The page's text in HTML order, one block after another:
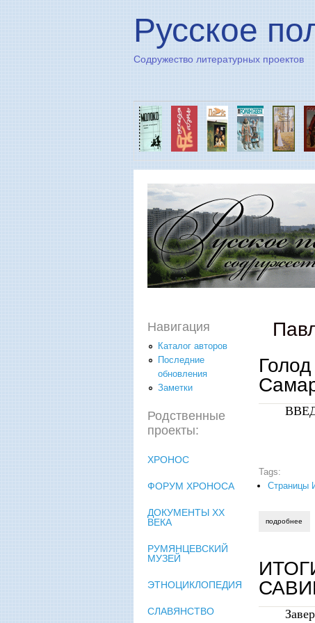
Русское
Содружество литературных проектов
Tags:
Страницы
подробнее
Навигация
Каталог авторов
Последние
обновления
Заметки
Родственные
проекты:
ХРОНОС
ФОРУМ ХРОНОСА
ДОКУМЕНТЫ XX
ВЕКА
РУМЯНЦЕВСКИЙ
МУЗЕЙ
ЭТНОЦИКЛОПЕДИЯ
СЛАВЯНСТВО